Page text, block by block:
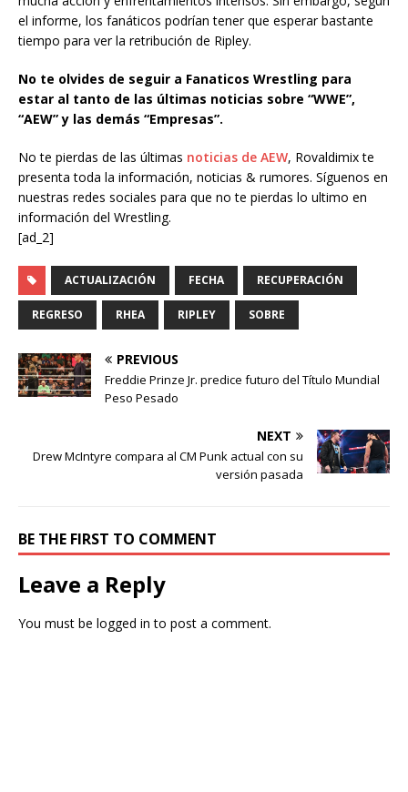
el informe, los fanáticos podrían tener que esperar bastante
tiempo para ver la retribución de Ripley.
No te olvides de seguir a Fanaticos Wrestling para
estar al tanto de las últimas noticias sobre “WWE”,
“AEW” y las demás “Empresas”.
No te pierdas de las últimas noticias de AEW, Rovaldimix te
presenta toda la información, noticias & rumores. Síguenos en
nuestras redes sociales para que no te pierdas lo ultimo en
información del Wrestling.
[ad_2]
ACTUALIZACIÓN FECHA RECUPERACIÓN
REGRESO RHEA RIPLEY SOBRE
PREVIOUS
Freddie Prinze Jr. predice futuro del Título Mundial
Peso Pesado
NEXT
Drew McIntyre compara al CM Punk actual con su
versión pasada
BE THE FIRST TO COMMENT
Leave a Reply
You must be logged in to post a comment.